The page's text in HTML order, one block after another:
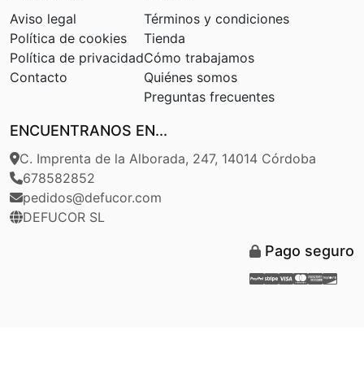
Aviso legal
Política de cookies
Política de privacidad
Contacto
Términos y condiciones
Tienda
Cómo trabajamos
Quiénes somos
Preguntas frecuentes
ENCUENTRANOS EN...
C. Imprenta de la Alborada, 247, 14014 Córdoba
678582852
pedidos@defucor.com
DEFUCOR SL
Pago seguro
Paypal
Stripe
Visa